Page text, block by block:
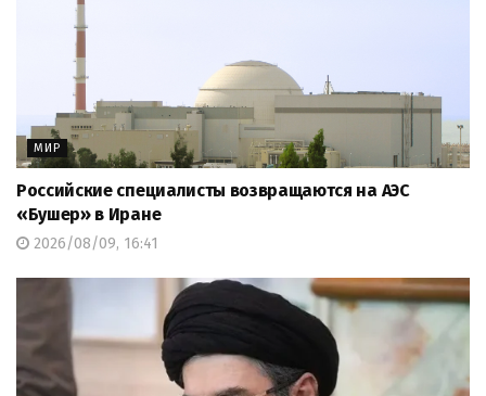
МИР
Российские специалисты возвращаются на АЭС
«Бушер» в Иране
2026/08/09, 16:41